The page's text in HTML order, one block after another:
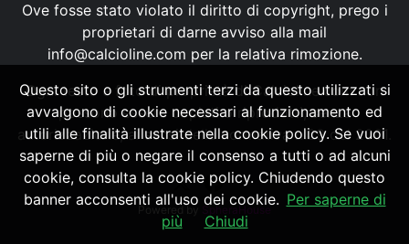
Ove fosse stato violato il diritto di copyright, prego i
proprietari di darne avviso alla mail
info@calcioline.com per la relativa rimozione.
Ogni testo e foto di proprietà di Calcioline.com non
possono essere copiati o riprodotti, senza
autorizzazione, ai sensi della normativa n.29 del 2001.
Powered by SpheraHouse
Questo sito o gli strumenti terzi da questo utilizzati si
avvalgono di cookie necessari al funzionamento ed
utili alle finalità illustrate nella cookie policy. Se vuoi
saperne di più o negare il consenso a tutti o ad alcuni
cookie, consulta la cookie policy. Chiudendo questo
banner acconsenti all'uso dei cookie. Per saperne di
più
Chiudi